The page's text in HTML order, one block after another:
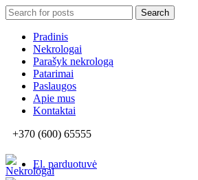
Search
for:
Search
Pradinis
Nekrologai
Parašyk nekrologą
Patarimai
Paslaugos
Apie mus
Kontaktai
+370 (600) 65555
El. parduotuvė